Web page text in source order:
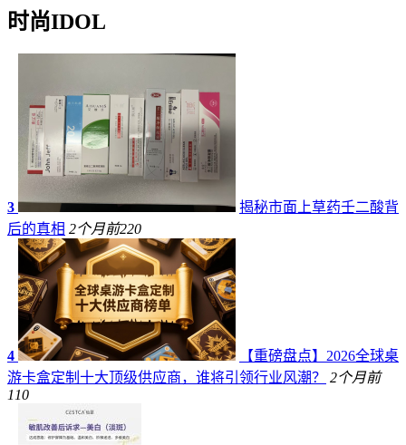
时尚IDOL
3
揭秘市面上草药壬二酸背
后的真相 2个月前220
4
【重磅盘点】2026全球桌
游卡盒定制十大顶级供应商，谁将引领行业风潮？
2个月前
110